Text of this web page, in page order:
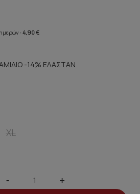
: 4,90 €
-14% ΕΛΑΣΤΑΝ
XL
- +